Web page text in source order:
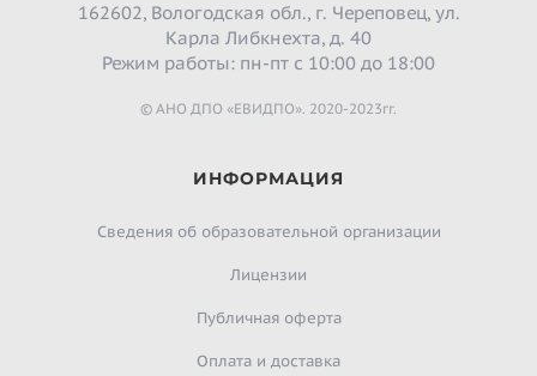
162602, Вологодская обл., г. Череповец, ул.
Карла Либкнехта, д. 40
Режим работы: пн-пт с 10:00 до 18:00
© АНО ДПО «ЕВИДПО». 2020-2023гг.
ИНФОРМАЦИЯ
Сведения об образовательной организации
Лицензии
Публичная оферта
Оплата и доставка